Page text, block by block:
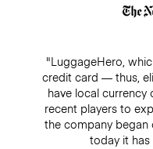
"LuggageHero,
credit card — thus,
have local
recent players to
the company began
today it